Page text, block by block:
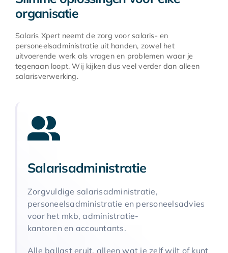
organisatie
Salaris Xpert neemt de zorg voor salaris- en
personeelsadministratie uit handen, zowel het
uitvoerende werk als vragen en problemen waar je
tegenaan loopt. Wij kijken dus veel verder dan alleen
salarisverwerking.
Salarisadministratie
Zorgvuldige salarisadministratie,
personeelsadministratie en personeelsadvies
voor het mkb, administratie-
kantoren en accountants.
Alle ballast eruit, alleen wat je zelf wilt of kunt